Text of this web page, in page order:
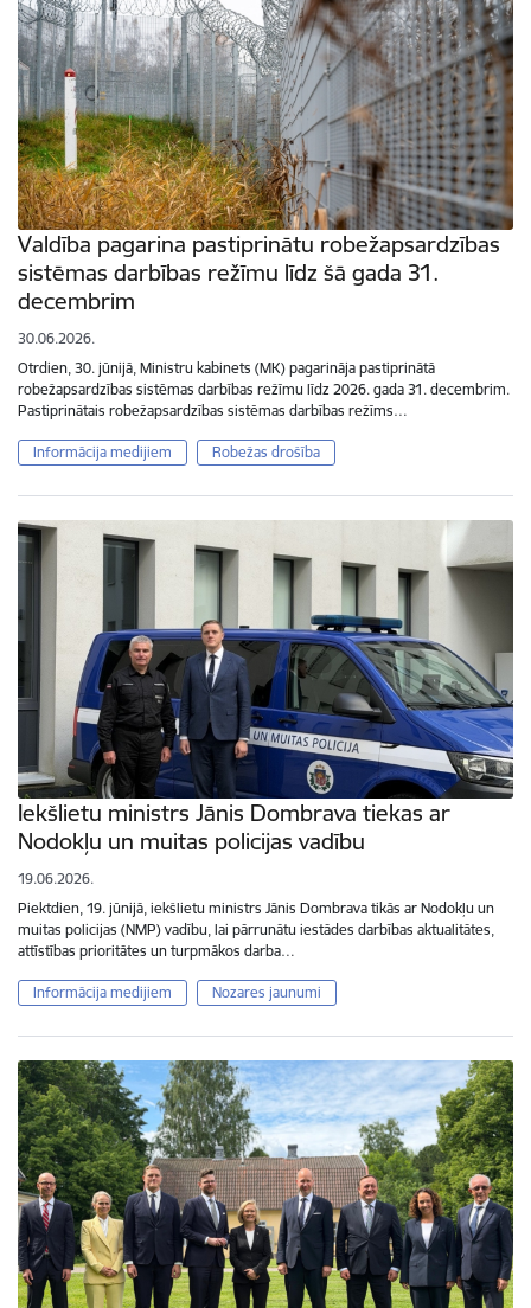
Valdība pagarina pastiprinātu robežapsardzības
sistēmas darbības režīmu līdz šā gada 31.
decembrim
30.06.2026.
Otrdien, 30. jūnijā, Ministru kabinets (MK) pagarināja pastiprinātā
robežapsardzības sistēmas darbības režīmu līdz 2026. gada 31. decembrim.
Pastiprinātais robežapsardzības sistēmas darbības režīms…
Informācija medijiem Robežas drošība
Iekšlietu ministrs Jānis Dombrava tiekas ar
Nodokļu un muitas policijas vadību
19.06.2026.
Piektdien, 19. jūnijā, iekšlietu ministrs Jānis Dombrava tikās ar Nodokļu un
muitas policijas (NMP) vadību, lai pārrunātu iestādes darbības aktualitātes,
attīstības prioritātes un turpmākos darba…
Informācija medijiem Nozares jaunumi